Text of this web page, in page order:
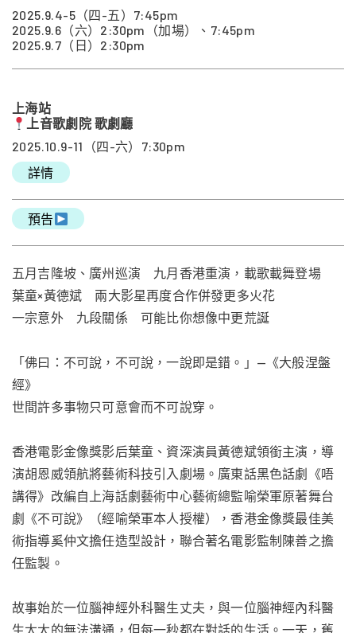
2025.9.4-5（四-五）7:45pm
2025.9.6（六）2:30pm（加場）、7:45pm
2025.9.7（日）2:30pm
上海站
上音歌劇院 歌劇廳
2025.10.9-11（四-六）7:30pm
詳情
預告
五月吉隆坡、廣州巡演 九月香港重演，載歌載舞登場
葉童×黃德斌 兩大影星再度合作併發更多火花
一宗意外 九段關係 可能比你想像中更荒誕
「佛曰：不可說，不可說，一說即是錯。」—《大般涅盤
經》
世間許多事物只可意會而不可說穿。
香港電影金像獎影后葉童、資深演員黃德斌領銜主演，導
演胡恩威領航將藝術科技引入劇場。廣東話黑色話劇《唔
講得》改編自上海話劇藝術中心藝術總監喻榮軍原著舞台
劇《不可說》（經喻榮軍本人授權），香港金像獎最佳美
術指導奚仲文擔任造型設計，聯合著名電影監制陳善之擔
任監製。
故事始於一位腦神經外科醫生丈夫，與一位腦神經內科醫
生太太的無法溝通，但每一秒都在對話的生活。一天，舊